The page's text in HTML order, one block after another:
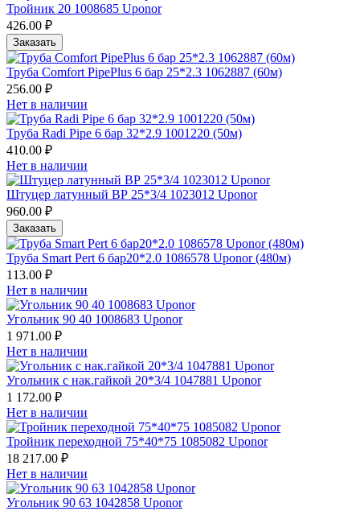
Тройник 20 1008685 Uponor
426.00 ₽
Заказать
Труба Comfort PipePlus 6 бар 25*2.3 1062887 (60м)
256.00 ₽
Нет в наличии
Труба Radi Pipe 6 бар 32*2.9 1001220 (50м)
410.00 ₽
Нет в наличии
Штуцер латунный ВР 25*3/4 1023012 Uponor
960.00 ₽
Заказать
Труба Smart Pert 6 бар20*2.0 1086578 Uponor (480м)
113.00 ₽
Нет в наличии
Угольник 90 40 1008683 Uponor
1 971.00 ₽
Нет в наличии
Угольник с нак.гайкой 20*3/4 1047881 Uponor
1 172.00 ₽
Нет в наличии
Тройник переходной 75*40*75 1085082 Uponor
18 217.00 ₽
Нет в наличии
Угольник 90 63 1042858 Uponor